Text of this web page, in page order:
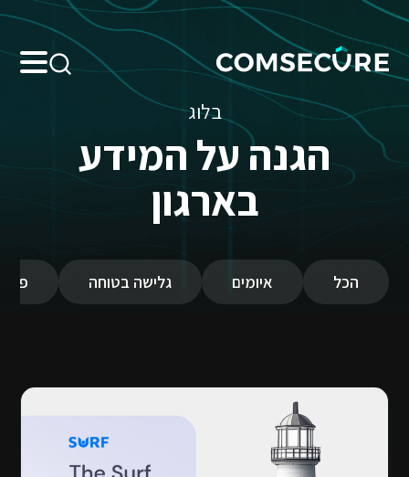
Search:
בלוג
הגנה על המידע
בארגון
הכל איומים גלישה בטוחה